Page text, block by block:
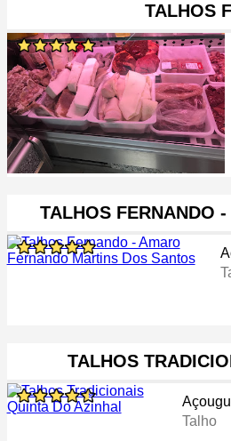
TALHOS
TALHOS FERNANDO
TALHOS
Talho